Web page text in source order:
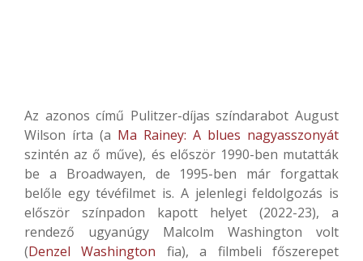
Az azonos című Pulitzer-díjas színdarabot August
Wilson írta (a Ma Rainey: A blues nagyasszonyát
szintén az ő műve), és először 1990-ben mutatták
be a Broadwayen, de 1995-ben már forgattak
belőle egy tévéfilmet is. A jelenlegi feldolgozás is
először színpadon kapott helyet (2022-23), a
rendező ugyanúgy Malcolm Washington volt
(Denzel Washington fia), a filmbeli főszerepet